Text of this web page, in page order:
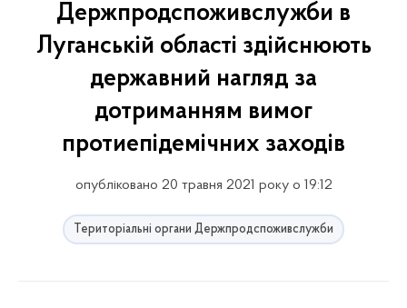
Держпродспоживслужби в
Луганській області здійснюють
державний нагляд за
дотриманням вимог
протиепідемічних заходів
опубліковано 20 травня 2021 року о 19:12
Територіальні органи Держпродспоживслужби